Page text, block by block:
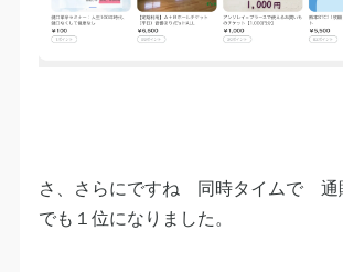
さ、さらにですね 同時タイムで 通
でも１位になりました。